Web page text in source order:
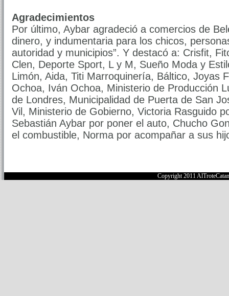
Agradecimientos
Por último, Aybar agradeció a comercios de
dinero, y indumentaria para los chicos,
autoridad y municipios”. Y destacó a: Crisfit,
Clen, Deporte Sport, L y M, Sueño Moda y
Limón, Aida, Titi Marroquinería, Báltico, Joyas
Ochoa, Iván Ochoa, Ministerio de Producción
de Londres, Municipalidad de Puerta de San
Vil, Ministerio de Gobierno, Victoria Rasguido
Sebastián Aybar por poner el auto, Chucho
el combustible, Norma por acompañar a sus
Copyright 2011